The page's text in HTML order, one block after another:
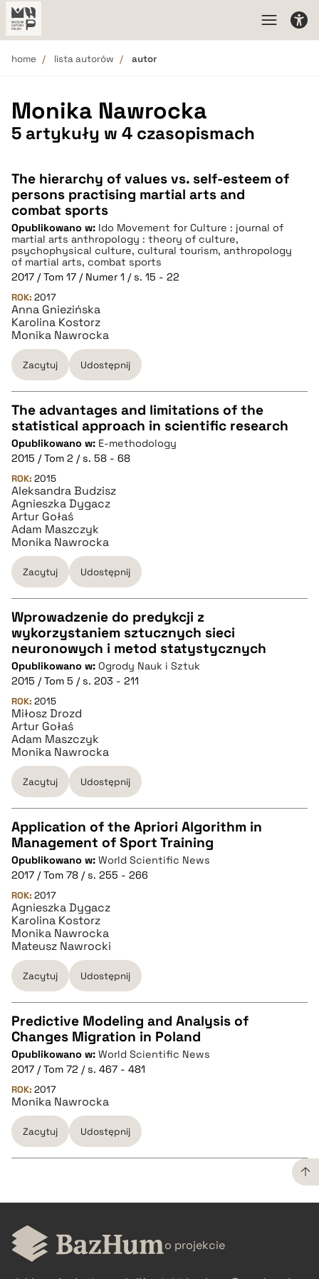
home lista autorów autor
Monika Nawrocka
5 artykuły w 4 czasopismach
The hierarchy of values vs. self-esteem of
persons practising martial arts and
combat sports
Opublikowano w: Ido Movement for Culture : journal of
martial arts anthropology : theory of culture,
psychophysical culture, cultural tourism, anthropology
of martial arts, combat sports
2017 / Tom 17 / Numer 1 / s. 15 - 22
ROK: 2017
Anna Gniezińska
Karolina Kostorz
Monika Nawrocka
Zacytuj Udostępnij
CZYSTY TEKST
pobierz cytat
BIBTEX
pobierz cytat
The advantages and limitations of the
statistical approach in scientific research
Opublikowano w: E-methodology
2015 / Tom 2 / s. 58 - 68
ROK: 2015
Aleksandra Budzisz
Agnieszka Dygacz
Artur Gołaś
Adam Maszczyk
Monika Nawrocka
Zacytuj Udostępnij
CZYSTY TEKST
pobierz cytat
BIBTEX
pobierz cytat
Wprowadzenie do predykcji z
wykorzystaniem sztucznych sieci
neuronowych i metod statystycznych
Opublikowano w: Ogrody Nauk i Sztuk
2015 / Tom 5 / s. 203 - 211
ROK: 2015
Miłosz Drozd
Artur Gołaś
Adam Maszczyk
Monika Nawrocka
Zacytuj Udostępnij
CZYSTY TEKST
pobierz cytat
BIBTEX
pobierz cytat
Application of the Apriori Algorithm in
Management of Sport Training
Opublikowano w: World Scientific News
2017 / Tom 78 / s. 255 - 266
ROK: 2017
Agnieszka Dygacz
Karolina Kostorz
Monika Nawrocka
Mateusz Nawrocki
Zacytuj Udostępnij
CZYSTY TEKST
pobierz cytat
BIBTEX
Predictive Modeling and Analysis of
Changes Migration in Poland
Opublikowano w: World Scientific News
2017 / Tom 72 / s. 467 - 481
ROK: 2017
Monika Nawrocka
Zacytuj Udostępnij
CZYSTY TEKST
pobierz cytat o projekcie